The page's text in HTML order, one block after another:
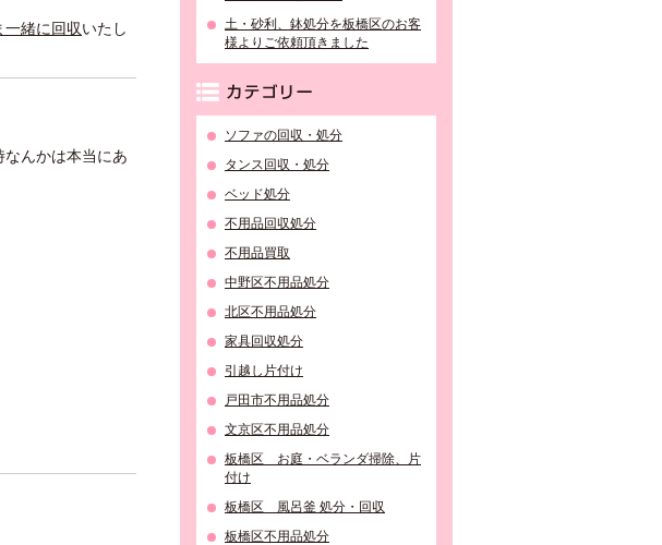
緒に回収いたし
なんかは本当にあ
土・砂利、鉢処分を板橋区のお客
様よりご依頼頂きました
ソファの回収・処分
タンス回収・処分
ベッド処分
不用品回収処分
不用品買取
中野区不用品処分
北区不用品処分
家具回収処分
引越し片付け
戸田市不用品処分
文京区不用品処分
板橋区 お庭・ベランダ掃除、片
付け
板橋区 風呂釜 処分・回収
板橋区不用品処分